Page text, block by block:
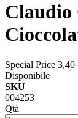
Claudio
Special Price 3,40
Disponibile
SKU
004253
Qtà